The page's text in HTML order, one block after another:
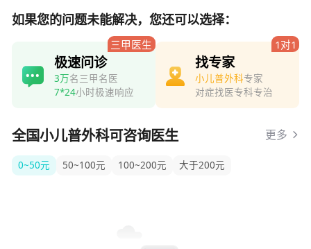
如果您的问题未能解决，您还可以选择：
三甲医生
极速问诊
3万名三甲名医
7*24小时极速响应
1对1
找专家
小儿普外科专家
对症找医专科专治
全国小儿普外科可咨询医生 更多
0~50元 50~100元 100~200元 大于200元